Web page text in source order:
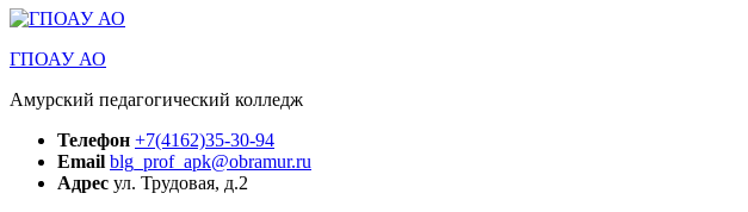
ГПОАУ АО
Амурский педагогический колледж
Телефон +7(4162)35-30-94
Email blg_prof_apk@obramur.ru
Адрес ул. Трудовая, д.2